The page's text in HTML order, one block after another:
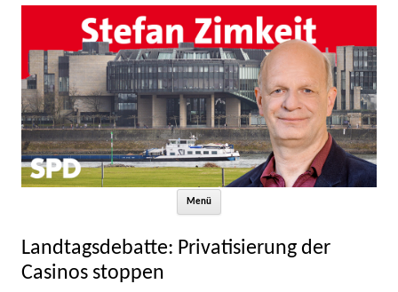
Menü
Landtagsdebatte: Privatisierung der
Casinos stoppen